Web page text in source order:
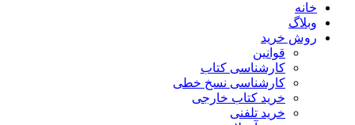
خانه
وبلاگ
روش خرید
قوانین
کارشناسی کتاب
کارشناسی نسخ خطی
خرید کتاب خارجی
خرید تلفنی